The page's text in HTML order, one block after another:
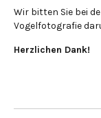
Wir bitten Sie bei
Vogelfotografie
Herzlichen Dank!